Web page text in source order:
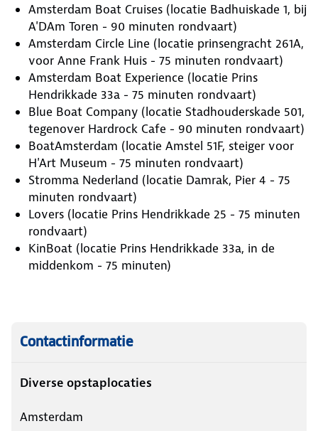
Amsterdam Boat Cruises (locatie Badhuiskade 1, bij
A'DAm Toren - 90 minuten rondvaart)
Amsterdam Circle Line (locatie prinsengracht 261A,
voor Anne Frank Huis - 75 minuten rondvaart)
Amsterdam Boat Experience (locatie Prins
Hendrikkade 33a - 75 minuten rondvaart)
Blue Boat Company (locatie Stadhouderskade 501,
tegenover Hardrock Cafe - 90 minuten rondvaart)
BoatAmsterdam (locatie Amstel 51F, steiger voor
H'Art Museum - 75 minuten rondvaart)
Stromma Nederland (locatie Damrak, Pier 4 - 75
minuten rondvaart)
Lovers (locatie Prins Hendrikkade 25 - 75 minuten
rondvaart)
KinBoat (locatie Prins Hendrikkade 33a, in de
middenkom - 75 minuten)
Contactinformatie
Diverse opstaplocaties
Amsterdam